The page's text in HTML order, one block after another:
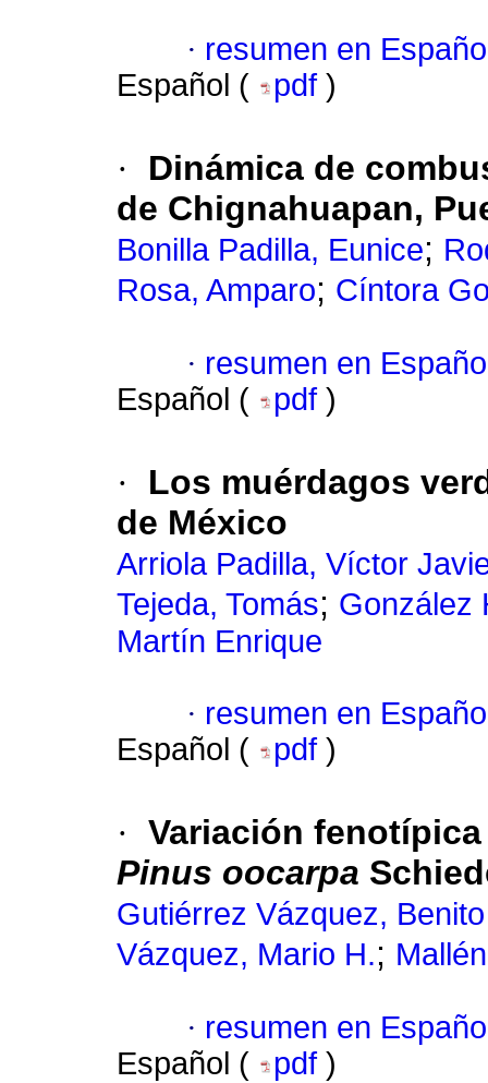
· resumen en
Español (
pdf )
·
Dinámica de
de Chignahuapan,
Bonilla Padilla, Eunice;
Rosa, Amparo; Cíntora
· resumen en
Español (
pdf )
·
Los muérdagos
de México
Arriola Padilla, Víctor
Tejeda, Tomás; González
Martín Enrique
· resumen en
Español (
pdf )
· Variación
Pinus oocarpa
Gutiérrez Vázquez,
Vázquez, Mario H.;
· resumen en
Español (
pdf )